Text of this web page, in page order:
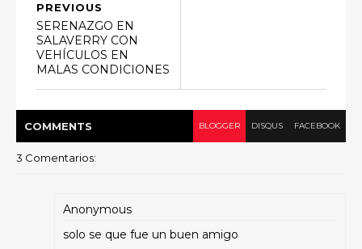
PREVIOUS
SERENAZGO EN
SALAVERRY CON
VEHÍCULOS EN
MALAS CONDICIONES
COMMENTS BLOGGER DISQUS FACEBOOK
3 Comentarios:
Anonymous
solo se que fue un buen amigo